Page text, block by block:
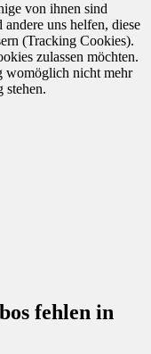
fehlen in
von ihnen sind
uns helfen, diese
(Tracking Cookies).
zulassen möchten.
womöglich nicht mehr
stehen.